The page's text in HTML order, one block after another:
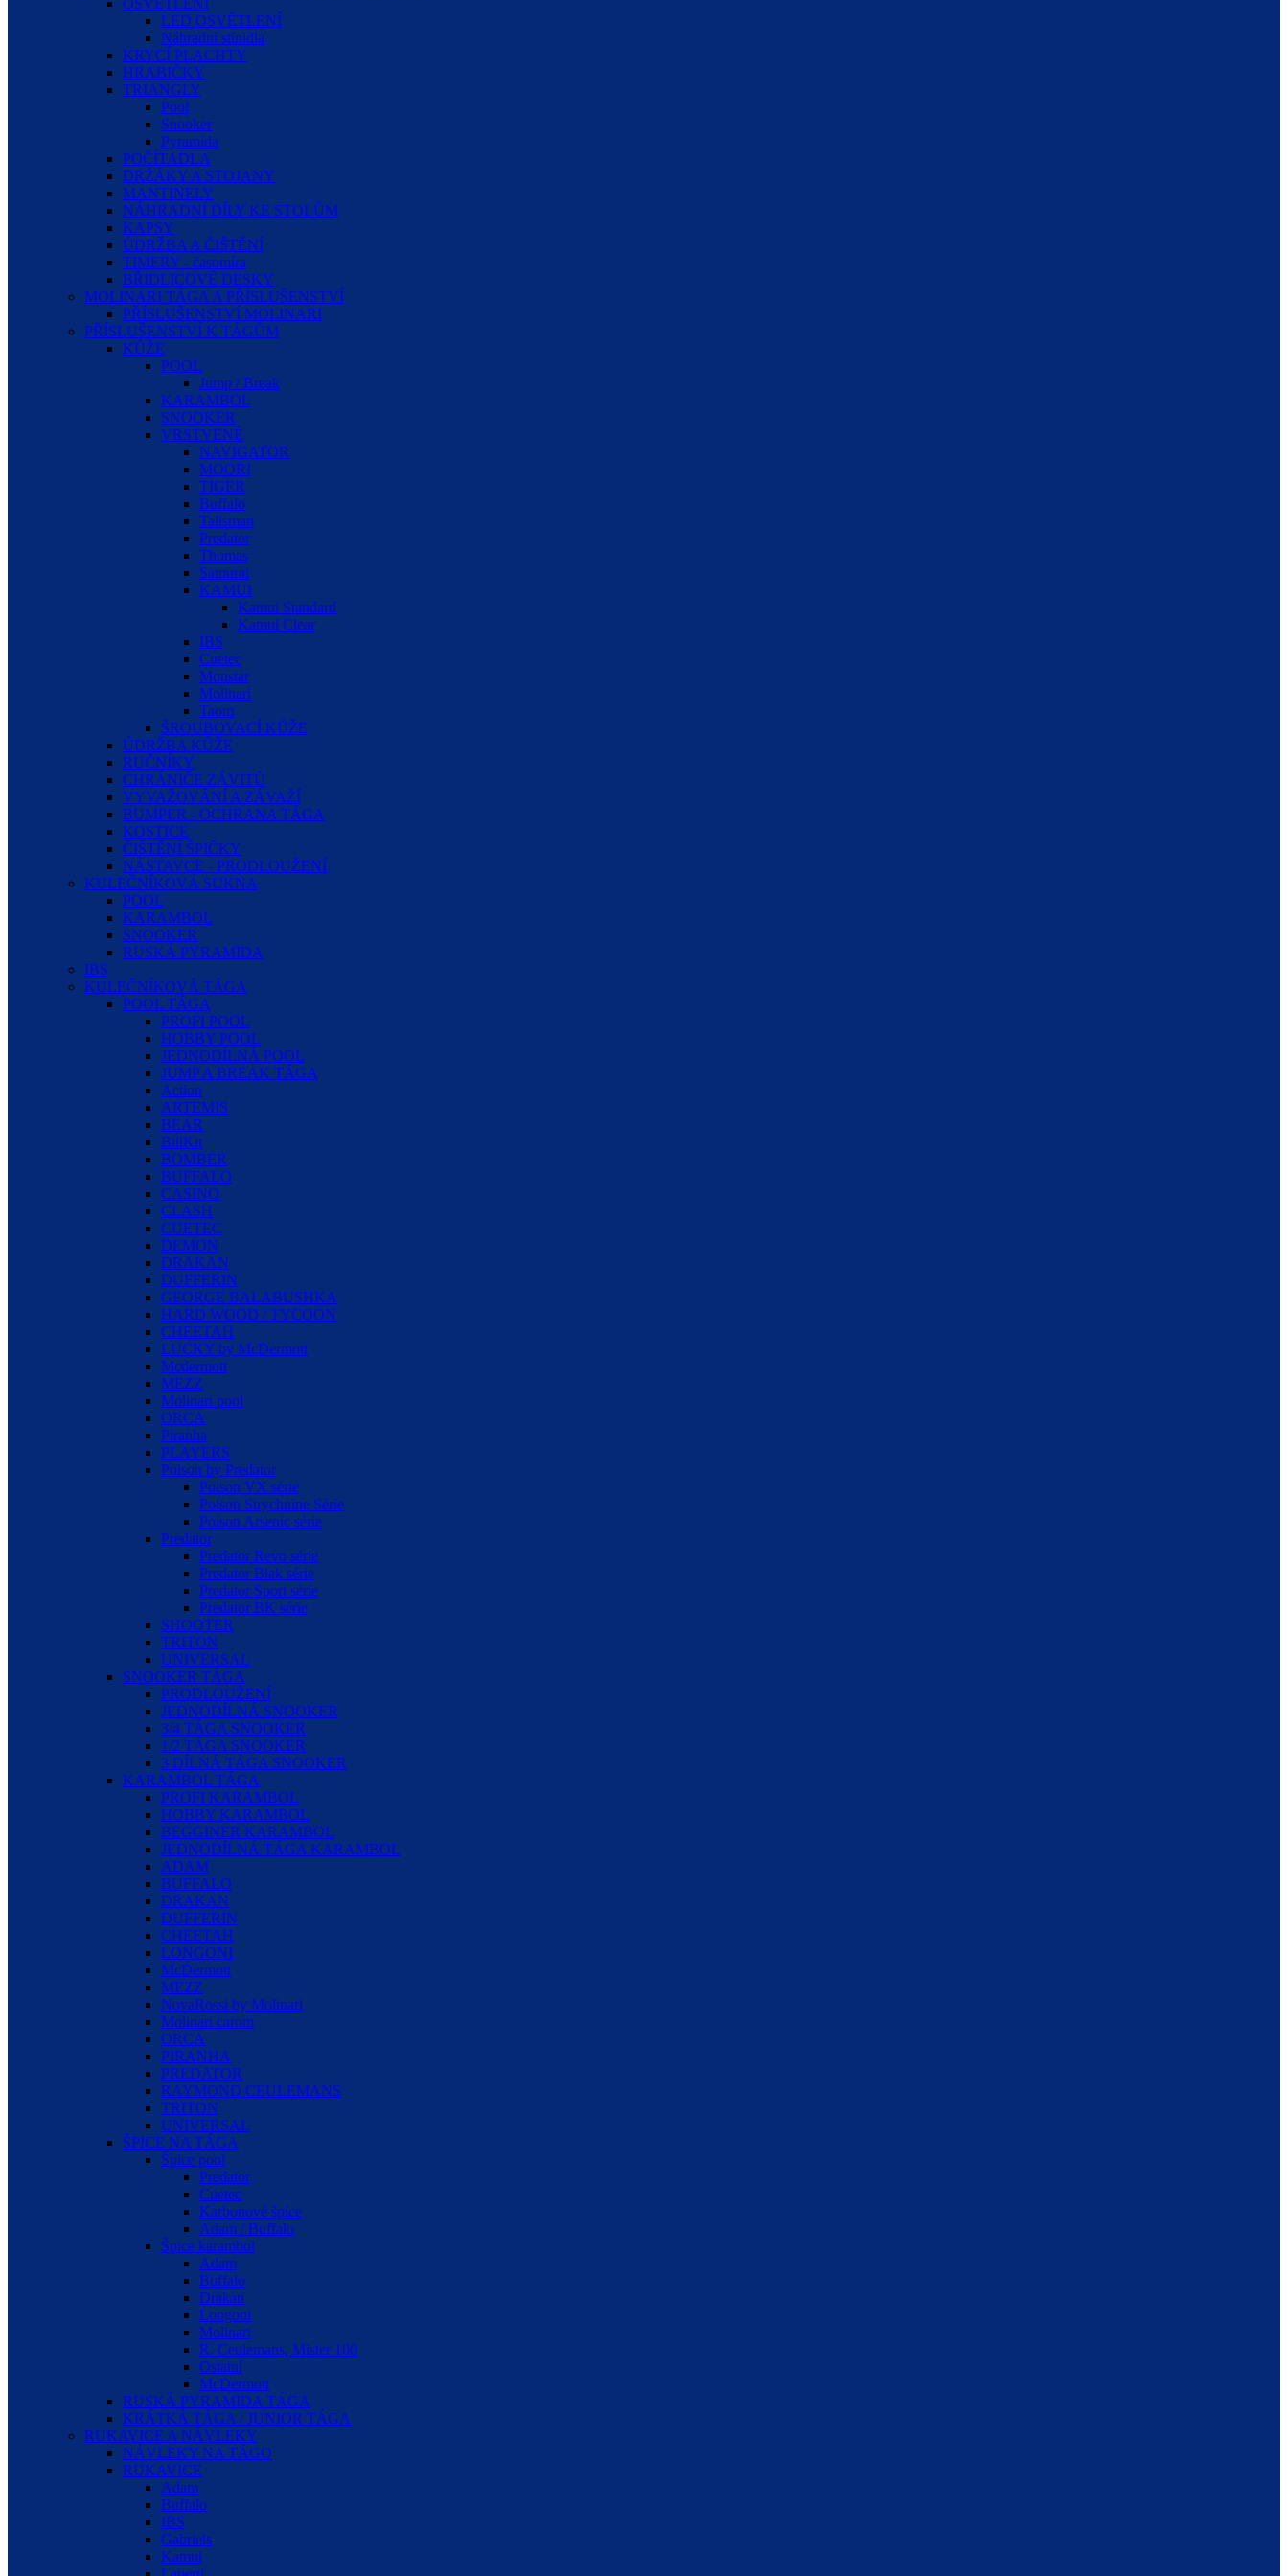
OSVĚTLENÍ
LED OSVĚTLENÍ
Náhradní stínidla
KRYCÍ PLACHTY
HRABIČKY
TRIANGLY
Pool
Snooker
Pyramida
POČÍTADLA
DRŽÁKY A STOJANY
MANTINELY
NÁHRADNÍ DÍLY KE STOLŮM
KAPSY
ÚDRŽBA A ČIŠTĚNÍ
TIMERY - časomíra
BŘIDLICOVÉ DESKY
MOLINARI TÁGA A PŘÍSLUŠENSTVÍ
PŘÍSLUŠENSTVÍ MOLINARI
PŘÍSLUŠENSTVÍ K TÁGŮM
KŮŽE
POOL
Jump / Break
KARAMBOL
SNOOKER
VRSTVENÉ
NAVIGATOR
MOORI
TIGER
Buffalo
Talisman
Predator
Thomas
Samurai
KAMUI
Kamui Standard
Kamui Clear
IBS
Cuetec
Monstar
Molinari
Taom
ŠROUBOVACÍ KŮŽE
ÚDRŽBA KŮŽE
RUČNÍKY
CHRÁNIČE ZÁVITŮ
VYVAŽOVÁNÍ A ZÁVAŽÍ
BUMPER - OCHRANA TÁGA
KOSTICE
ČIŠTĚNÍ ŠPIČKY
NÁSTAVCE - PRODLOUŽENÍ
KULEČNÍKOVÁ SUKNA
POOL
KARAMBOL
SNOOKER
RUSKÁ PYRAMIDA
IBS
KULEČNÍKOVÁ TÁGA
POOL TÁGA
PROFI POOL
HOBBY POOL
JEDNODÍLNÁ POOL
JUMP A BREAK TÁGA
Action
ARTEMIS
BEAR
BillKit
BOMBER
BUFFALO
CASINO
CLASH
CUETEC
DEMON
DRAKAN
DUFFERIN
GEORGE BALABUSHKA
HARD WOOD / TYCOON
CHEETAH
LUCKY by McDermott
Mcdermott
MEZZ
Molinari pool
ORCA
Piranha
PLAYERS
Poison by Predator
Poison VX série
Poison Strychnine Série
Poison Arsenic série
Predator
Predator Revo série
Predator Blak série
Predator Sport série
Predator BK série
SHOOTER
TRITON
UNIVERSAL
SNOOKER TÁGA
PRODLOUŽENÍ
JEDNODÍLNÁ SNOOKER
3/4 TÁGA SNOOKER
1/2 TÁGA SNOOKER
3 DÍLNÁ TÁGA SNOOKER
KARAMBOL TÁGA
PROFI KARAMBOL
HOBBY KARAMBOL
BEGGINER KARAMBOL
JEDNODÍLNÁ TÁGA KARAMBOL
ADAM
BUFFALO
DRAKAN
DUFFERIN
CHEETAH
LONGONI
McDermott
MEZZ
NovaRossi by Molinari
Molinari carom
ORCA
PIRANHA
PREDATOR
RAYMOND CEULEMANS
TRITON
UNIVERSAL
ŠPICE NA TÁGA
Špice pool
Predator
Cuetec
Karbonové špice
Adam / Buffalo
Špice karambol
Adam
Buffalo
Drakan
Longoni
Molinari
R. Ceulemans, Mister 100
Ostatní
McDermott
RUSKÁ PYRAMIDA TÁGA
KRÁTKÁ TÁGA / JUNIOR TÁGA
RUKAVICE A NÁVLEKY
NÁVLEKY NA TÁGO
RUKAVICE
Adam
Buffalo
IBS
Gabriels
Kamui